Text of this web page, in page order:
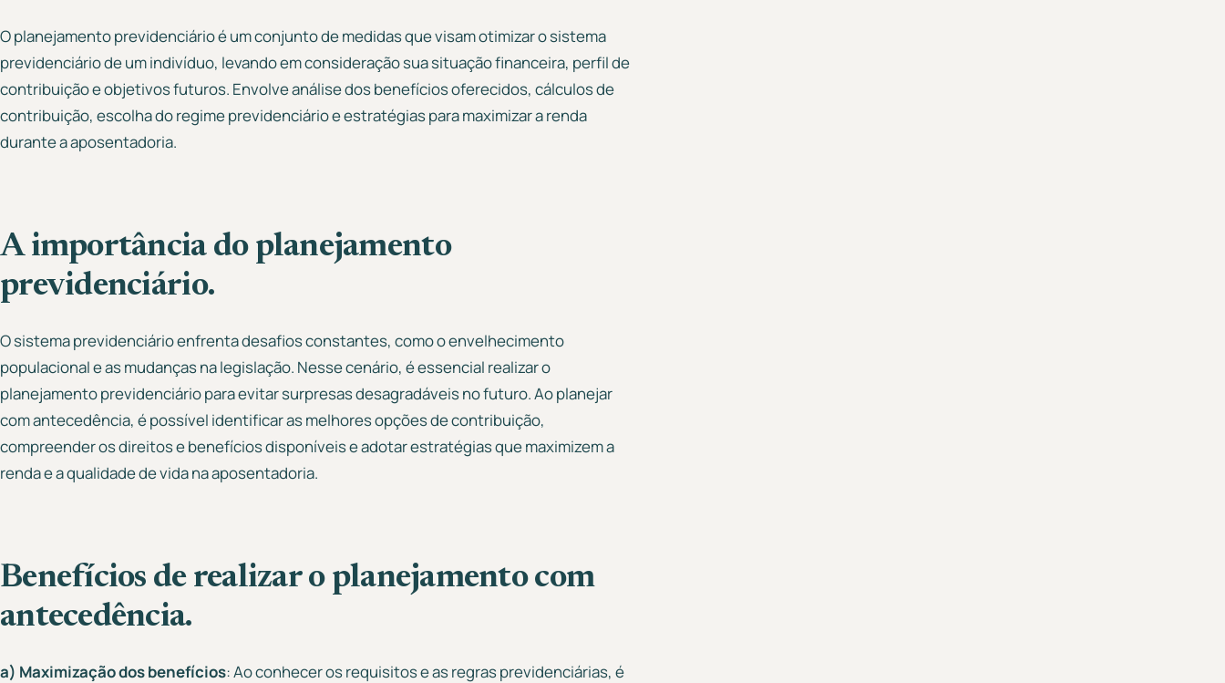
O planejamento previdenciário é um conjunto de medidas que visam otimizar o sistema
previdenciário de um indivíduo, levando em consideração sua situação financeira, perfil de
contribuição e objetivos futuros. Envolve análise dos benefícios oferecidos, cálculos de
contribuição, escolha do regime previdenciário e estratégias para maximizar a renda
durante a aposentadoria.
A importância do planejamento
previdenciário.
O sistema previdenciário enfrenta desafios constantes, como o envelhecimento
populacional e as mudanças na legislação. Nesse cenário, é essencial realizar o
planejamento previdenciário para evitar surpresas desagradáveis no futuro. Ao planejar
com antecedência, é possível identificar as melhores opções de contribuição,
compreender os direitos e benefícios disponíveis e adotar estratégias que maximizem a
renda e a qualidade de vida na aposentadoria.
Benefícios de realizar o planejamento com
antecedência.
a) Maximização dos benefícios: Ao conhecer os requisitos e as regras previdenciárias, é